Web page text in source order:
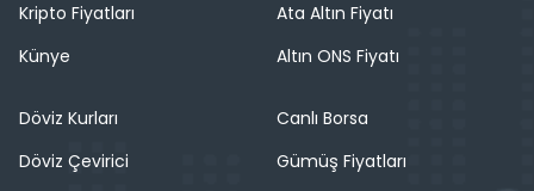
Kripto Fiyatları
Künye
Ata Altın Fiyatı
Altın ONS Fiyatı
Döviz Kurları
Döviz Çevirici
Canlı Borsa
Gümüş Fiyatları